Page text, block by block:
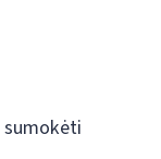
sumokėti